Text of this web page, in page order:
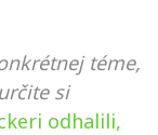
téme,
si
odhalili,